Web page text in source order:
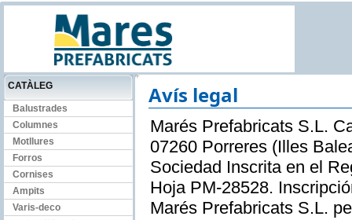
CATÀLEG
Balustrades
Columnes
Motllures
Forros
Cornises
Ampits
Varis-deco
Avís legal
Marés Prefabricats S.L.
07260 Porreres (Illes
Sociedad Inscrita en el
Hoja PM-28528.
Marés Prefabricats S.L.